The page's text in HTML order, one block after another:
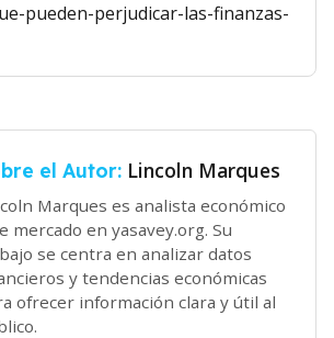
pueden-perjudicar-las-finanzas-
el Autor: Lincoln Marques
Marques es analista económico
mercado en yasavey.org. Su
se centra en analizar datos
y tendencias económicas
ofrecer información clara y útil al